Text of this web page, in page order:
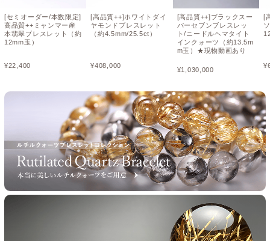
[セミオーダー/本数限定]
高品質++ミャンマー産
本翡翠ブレスレット（約
12mm玉）
¥22,400
[高品質++]ホワイトダイ
ヤモンドブレスレット
（約4.5mm/25.5ct）
¥408,000
[高品質++]ブラックスー
パーセブンブレスレッ
ト/ニードルヘマタイト
インクォーツ（約13.5m
m玉）★現物動画あり
¥1,030,000
[
¥